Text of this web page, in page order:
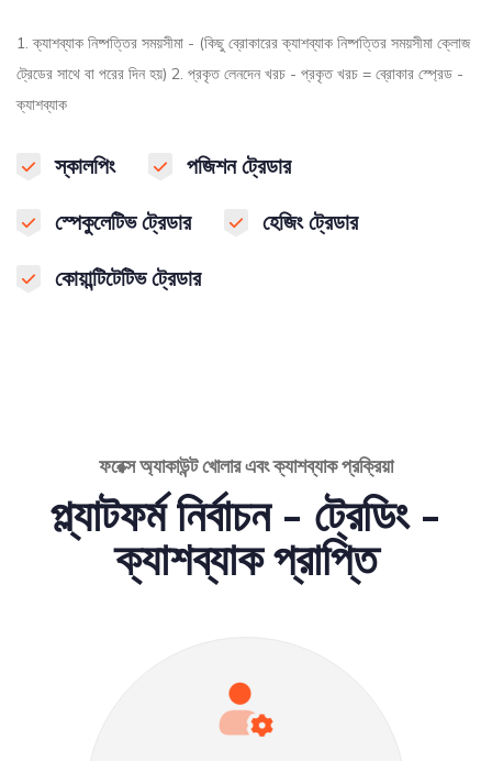
1. ক্যাশব্যাক নিষ্পত্তির সময়সীমা - (কিছু ব্রোকারের ক্যাশব্যাক নিষ্পত্তির সময়সীমা ক্লোজ
ট্রেডের সাথে বা পরের দিন হয়) 2. প্রকৃত লেনদেন খরচ - প্রকৃত খরচ = ব্রোকার স্প্রেড -
ক্যাশব্যাক
স্কালপিং পজিশন ট্রেডার
স্পেকুলেটিভ ট্রেডার হেজিং ট্রেডার
কোয়ান্টিটেটিভ ট্রেডার
ফরেক্স অ্যাকাউন্ট খোলার এবং ক্যাশব্যাক প্রক্রিয়া
প্ল্যাটফর্ম নির্বাচন - ট্রেডিং -
ক্যাশব্যাক প্রাপ্তি